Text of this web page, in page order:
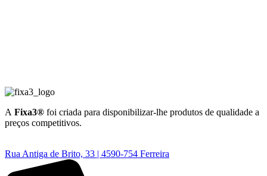
A Fixa3® foi criada para disponibilizar-lhe produtos de qualidade a
preços competitivos.
Rua Antiga de Brito, 33 | 4590-754 Ferreira